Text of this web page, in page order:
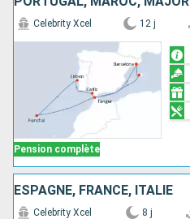
Pension complète
Celebrity Xcel 12 j
ESPAGNE, FRANCE, ITALIE
Celebrity Xcel 8 j